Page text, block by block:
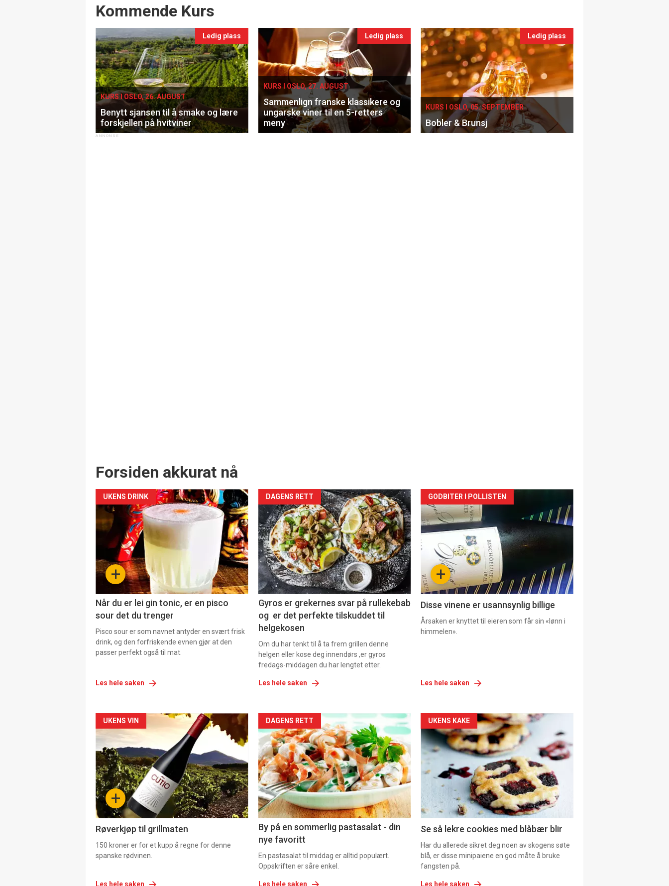
Events
Kommende Kurs
Ledig plass
KURS I OSLO, 26. AUGUST
Benytt sjansen til å smake og lære
forskjellen på hvitviner
Ledig plass
KURS I OSLO, 27. AUGUST
Sammenlign franske klassikere og
ungarske viner til en 5-retters
meny
Ledig plass
KURS I OSLO, 05. SEPTEMBER
Bobler & Brunsj
Forsiden akkurat nå
+
UKENS DRINK
Når du er lei gin tonic, er en pisco
sour det du trenger
Pisco sour er som navnet antyder en svært frisk
drink, og den forfriskende evnen gjør at den
passer perfekt også til mat.
Les hele saken
Forsiden
akkurat
nå
-
2
DAGENS RETT
Gyros er grekernes svar på rullekebab
og er det perfekte tilskuddet til
helgekosen
Om du har tenkt til å ta frem grillen denne
helgen eller kose deg innendørs ,er gyros
fredags-middagen du har lengtet etter.
Les hele saken
Forsiden
akkurat
nå
3 +
GODBITER I POLLISTEN
Disse vinene er usannsynlig billige
Årsaken er knyttet til eieren som får sin «lønn i
himmelen».
Les hele saken
Forsiden
akkurat
nå
-
4 +
UKENS VIN
Røverkjøp til grillmaten
150 kroner er for et kupp å regne for denne
spanske rødvinen.
Les hele saken
Forsiden
akkurat
nå
-
5
DAGENS RETT
By på en sommerlig pastasalat - din
nye favoritt
En pastasalat til middag er alltid populært.
Oppskriften er såre enkel.
Les hele saken
Forsiden
akkurat
nå
6
UKENS KAKE
Se så lekre cookies med blåbær blir
Har du allerede sikret deg noen av skogens søte
blå, er disse minipaiene en god måte å bruke
fangsten på.
Les hele saken